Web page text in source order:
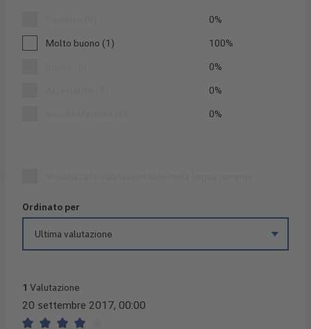
0%
Molto buono (1) 100%
0%
0%
0%
Ordinato per
1 Valutazione
20 settembre 2017, 00:00